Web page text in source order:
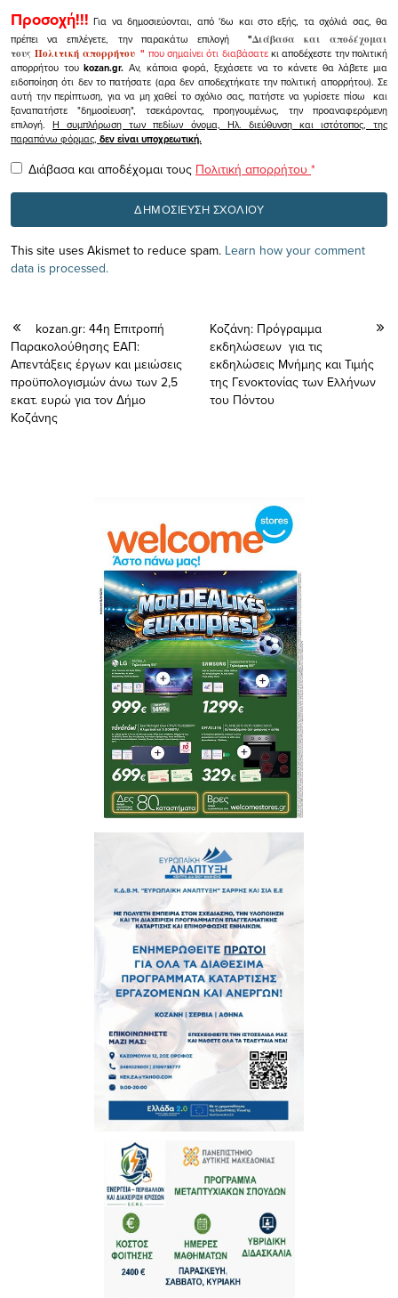
Προσοχή!!! Για να δημοσιεύονται, από 'δω και στο εξής, τα σχόλιά σας, θα
πρέπει να επιλέγετε, την παρακάτω επιλογή
"Διάβασα και αποδέχομαι
τουςΠολιτική απορρήτου" που σημαίνει ότι διαβάσατεκι αποδέχεστε την πολιτική
απορρήτου τουkozan.gr. Αν, κάποια φορά, ξεχάσετε να το κάνετε θα λάβετε μια
ειδοποίηση ότι δεν το πατήσατε (αρα δεν αποδεχτήκατε την πολιτική απορρήτου). Σε
αυτή την περίπτωση, για να μη χαθεί το σχόλιο σας, πατήστε να γυρίσετε πίσω και
ξαναπατήστε "δημοσίευση", τσεκάροντας, προηγουμένως, την προαναφερόμενη
επιλογή.Η συμπλήρωση των πεδίων όνομα, Ηλ. διεύθυνση και ιστότοπος, της
παραπάνω φόρμας, δεν είναι υποχρεωτική.
Διάβασα και αποδέχομαι τους Πολιτική απορρήτου *
This site uses Akismet to reduce spam. Learn how your comment
data is processed.
kozan.gr: 44η Επιτροπή
Παρακολούθησης ΕΑΠ:
Απεντάξεις έργων και μειώσεις
προϋπολογισμών άνω των 2,5
εκατ. ευρώ για τον Δήμο
Κοζάνης
Κοζάνη: Πρόγραμμα
εκδηλώσεων για τις
εκδηλώσεις Μνήμης και Τιμής
της Γενοκτονίας των Ελλήνων
του Πόντου